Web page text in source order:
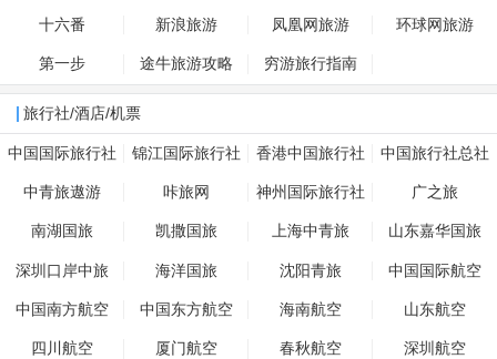
十六番 新浪旅游 凤凰网旅游 环球网旅游
第一步 途牛旅游攻略 穷游旅行指南
旅行社/酒店/机票
中国国际旅行社 锦江国际旅行社 香港中国旅行社 中国旅行社总社
中青旅遨游 咔旅网 神州国际旅行社 广之旅
南湖国旅 凯撒国旅 上海中青旅 山东嘉华国旅
深圳口岸中旅 海洋国旅 沈阳青旅 中国国际航空
中国南方航空 中国东方航空 海南航空 山东航空
四川航空 厦门航空 春秋航空 深圳航空